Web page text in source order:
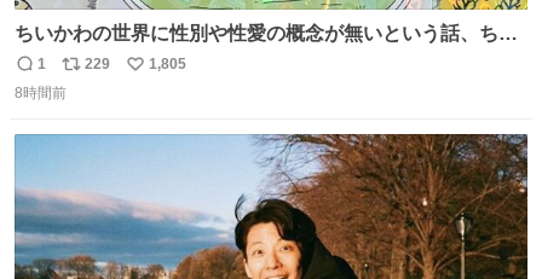
ちいかわの世界に性別や性愛の概念が無いという話、ちい
かわタロットでも恋人・女帝・女教皇あたりは性別を意識
させないように描かれてるんだよね。かなり徹底している
返
信
1
リ
ポ
229
い
1,805
8時間前